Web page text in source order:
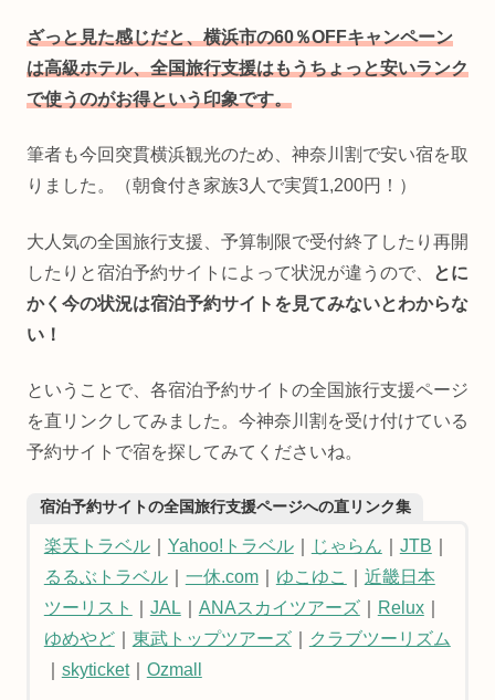
ざっと見た感じだと、横浜市の60％OFFキャンペーン
は高級ホテル、全国旅行支援はもうちょっと安いランク
で使うのがお得という印象です。
筆者も今回突貫横浜観光のため、神奈川割で安い宿を取
りました。（朝食付き家族3人で実質1,200円！）
大人気の全国旅行支援、予算制限で受付終了したり再開
したりと宿泊予約サイトによって状況が違うので、
とに
かく今の状況は宿泊予約サイトを見てみないとわからな
い！
ということで、各宿泊予約サイトの全国旅行支援ページ
を直リンクしてみました。今神奈川割を受け付けている
予約サイトで宿を探してみてくださいね。
宿泊予約サイトの全国旅行支援ページへの直リンク集
楽天トラベル｜ Yahoo!トラベル｜ じゃらん JTB
るるぶトラベル｜ 一休.com｜ ゆこゆこ
近畿日本
ツーリスト
JAL ANAスカイツアーズ｜ Relux｜
ゆめやど｜ 東武トップツアーズ｜
クラブツーリズム
skyticket｜ Ozmall